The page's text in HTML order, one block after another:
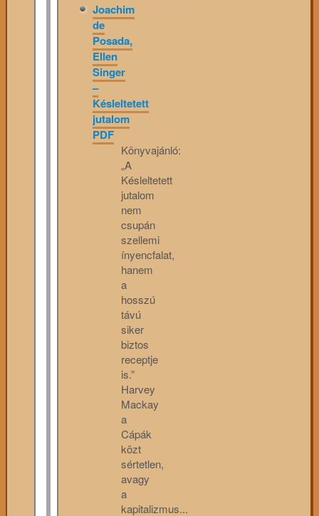
Joachim
de
Posada,
Ellen
Singer
–
Késleltetett
jutalom
PDF
Könyvajánló:
„A
Késleltetett
jutalom
nem
csupán
szellemi
ínyencfalat,
hanem
a
hosszú
távú
siker
biztos
receptje
is.”
Harvey
Mackay
a
Cápák
közt
sértetlen,
avagy
a
kapitalizmus...